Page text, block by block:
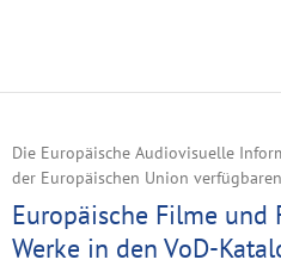
Die Europäische Audiovisuelle
der Europäischen Union
Europäische Filme und
Werke in den VoD-